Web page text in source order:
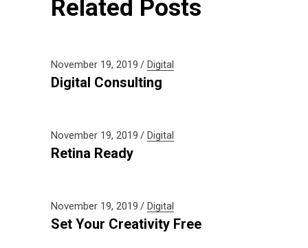
Related Posts
November 19, 2019 Digital
Digital Consulting
November 19, 2019 Digital
Retina Ready
November 19, 2019 Digital
Set Your Creativity Free